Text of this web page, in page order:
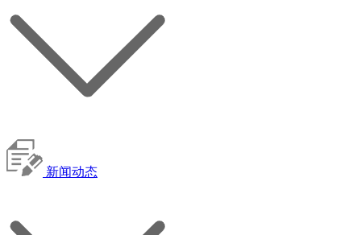
新闻动态